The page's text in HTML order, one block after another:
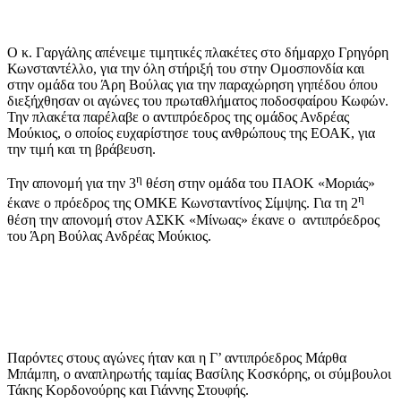
Ο κ. Γαργάλης απένειμε τιμητικές πλακέτες στο δήμαρχο Γρηγόρη
Κωνσταντέλλο, για την όλη στήριξή του στην Ομοσπονδία και
στην ομάδα του Άρη Βούλας για την παραχώρηση γηπέδου όπου
διεξήχθησαν οι αγώνες του πρωταθλήματος ποδοσφαίρου Κωφών.
Την πλακέτα παρέλαβε ο αντιπρόεδρος της ομάδος Ανδρέας
Μούκιος, ο οποίος ευχαρίστησε τους ανθρώπους της ΕΟΑΚ, για
την τιμή και τη βράβευση.
Την απονομή για την 3η θέση στην ομάδα του ΠΑΟΚ «Μοριάς»
έκανε ο πρόεδρος της ΟΜΚΕ Κωνσταντίνος Σίμψης. Για τη 2η
θέση την απονομή στον ΑΣΚΚ «Μίνωας» έκανε ο αντιπρόεδρος
του Άρη Βούλας Ανδρέας Μούκιος.
Παρόντες στους αγώνες ήταν και η Γ’ αντιπρόεδρος Μάρθα
Μπάμπη, ο αναπληρωτής ταμίας Βασίλης Κοσκόρης, οι σύμβουλοι
Τάκης Κορδονούρης και Γιάννης Στουφής.